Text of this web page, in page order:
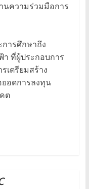
นความร่วมมือการ
ารศึกษาถึง
ที่ผู้ประกอบการ
เตรียมสร้าง
อดการลงทุน
ต